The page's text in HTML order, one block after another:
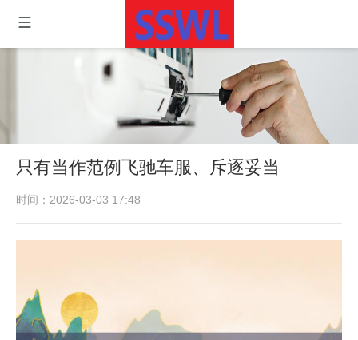
只有当作范例飞驰车服、斥逐妥当
时间：2026-03-03 17:48